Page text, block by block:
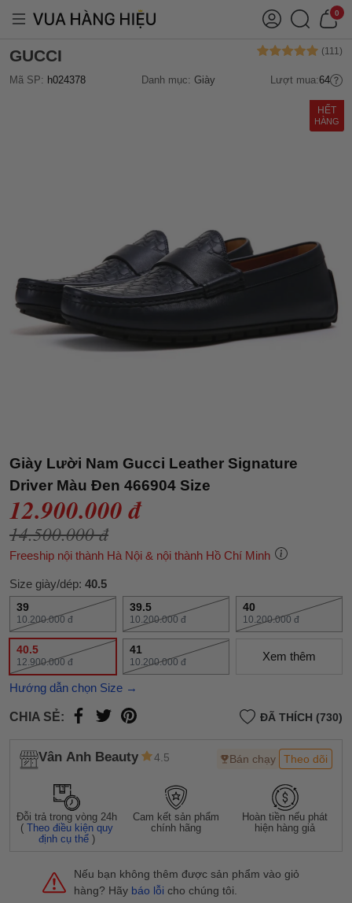
0
GUCCI
Mã SP: h024378 Danh mục: Giày Lượt mua:64
HẾT
HÀNG
Giày Lười Nam Gucci Leather Signature
Driver Màu Đen 466904 Size
12.900.000 đ
14.500.000 đ
Freeship nội thành Hà Nội & nội thành Hồ Chí Minh
Size giày/dép: 40.5
39
10.200.000 đ
39.5
10.200.000 đ
40
10.200.000 đ
40.5
12.900.000 đ
41
10.200.000 đ Xem thêm
Hướng dẫn chọn Size →
CHIA SẺ: ĐÃ THÍCH (730)
Vân Anh Beauty 4.5 Bán chạy Theo dõi
Đỗi trả trong vòng 24h
(Theo điều kiện quy
định cụ thể )
Cam kết sản phẩm
chính hãng
Hoàn tiền nếu phát
hiện hàng giả
Nếu bạn không thêm được sản phẩm vào giỏ
hàng? Hãy báo lỗi cho chúng tôi.